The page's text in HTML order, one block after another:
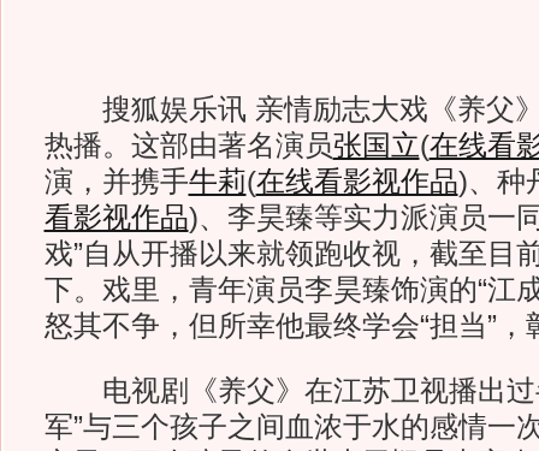
搜狐娱乐讯 亲情励志大戏《养父
热播。这部由著名演员张国立(在线看
演，并携手牛莉(在线看影视作品)、种
看影视作品)、李昊臻等实力派演员一
戏”自从开播以来就领跑收视，截至目
下。戏里，青年演员李昊臻饰演的“江
怒其不争，但所幸他最终学会“担当”
电视剧《养父》在江苏卫视播出过
军”与三个孩子之间血浓于水的感情一